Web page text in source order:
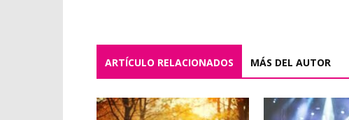
ARTÍCULO RELACIONADOS MÁS DEL AUTOR